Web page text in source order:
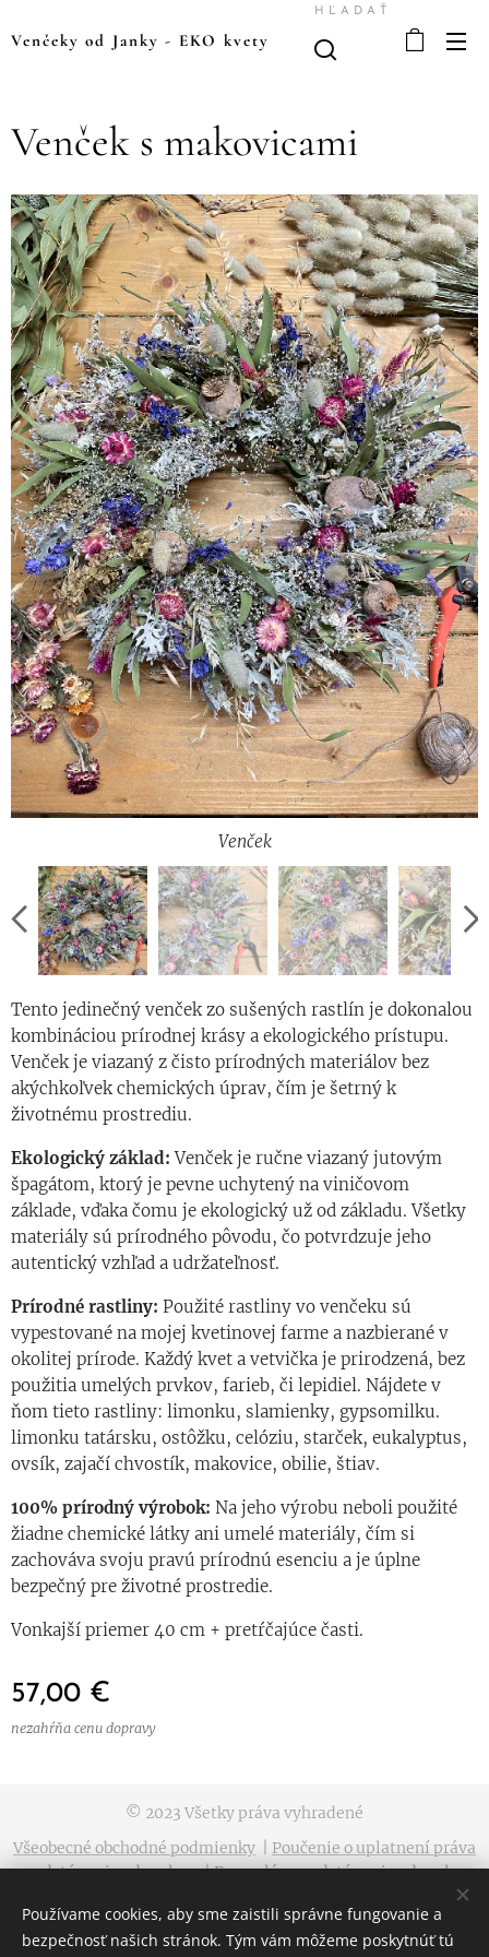
Venčeky od Janky - EKO kvety
HĽADAŤ
Venček s makovicami
Venček
Tento jedinečný venček zo sušených rastlín je dokonalou
kombináciou prírodnej krásy a ekologického prístupu.
Venček je viazaný z čisto prírodných materiálov bez
akýchkoľvek chemických úprav, čím je šetrný k
životnému prostrediu.
Ekologický základ: Venček je ručne viazaný jutovým
špagátom, ktorý je pevne uchytený na viničovom
základe, vďaka čomu je ekologický už od základu. Všetky
materiály sú prírodného pôvodu, čo potvrdzuje jeho
autentický vzhľad a udržateľnosť.
Prírodné rastliny: Použité rastliny vo venčeku sú
vypestované na mojej kvetinovej farme a nazbierané v
okolitej prírode. Každý kvet a vetvička je prirodzená, bez
použitia umelých prvkov, farieb, či lepidiel. Nájdete v
ňom tieto rastliny: limonku, slamienky, gypsomilku.
limonku tatársku, ostôžku, celóziu, starček, eukalyptus,
ovsík, zajačí chvostík, makovice, obilie, štiav.
100% prírodný výrobok: Na jeho výrobu neboli použité
žiadne chemické látky ani umelé materiály, čím si
zachováva svoju pravú prírodnú esenciu a je úplne
bezpečný pre životné prostredie.
Vonkajší priemer 40 cm + pretŕčajúce časti.
57,00 €
nezahŕňa cenu dopravy
© 2023 Všetky práva vyhradené
Všeobecné obchodné podmienky
Poučenie o uplatnení práva
na odstúpenie od zmluvy|Formulár na odstúpenie od zmluvy
Reklamačný poriadok
|Reklamačný formulár|Doprava a platba
Používame cookies, aby sme zaistili správne fungovanie a
bezpečnosť našich stránok. Tým vám môžeme poskytnúť tú